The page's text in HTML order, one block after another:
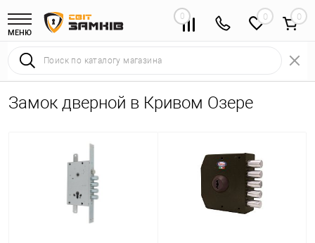
МЕНЮ
0 0
Замок дверной в Кривом Озере